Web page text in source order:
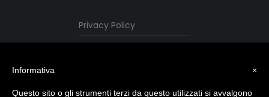
Privacy Policy
×
Informativa
Questo sito o gli strumenti terzi da questo utilizzati si avvalgono